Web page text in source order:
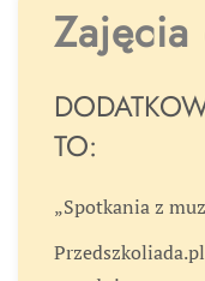
Zajęcia
TO:
„Spotkania z